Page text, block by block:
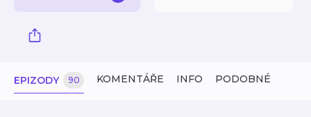
EPIZODY 90 KOMENTÁŘE INFO PODOBNÉ